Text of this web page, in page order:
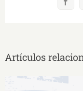
Artículos